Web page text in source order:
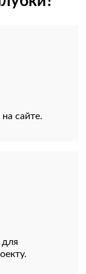
сайте.